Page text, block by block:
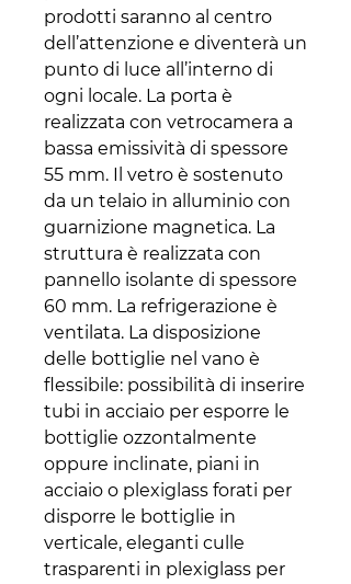
prodotti saranno al centro
dell’attenzione e diventerà un
punto di luce all’interno di
ogni locale. La porta è
realizzata con vetrocamera a
bassa emissività di spessore
55 mm. Il vetro è sostenuto
da un telaio in alluminio con
guarnizione magnetica. La
struttura è realizzata con
pannello isolante di spessore
60 mm. La refrigerazione è
ventilata. La disposizione
delle bottiglie nel vano è
flessibile: possibilità di inserire
tubi in acciaio per esporre le
bottiglie ozzontalmente
oppure inclinate, piani in
acciaio o plexiglass forati per
disporre le bottiglie in
verticale, eleganti culle
trasparenti in plexiglass per